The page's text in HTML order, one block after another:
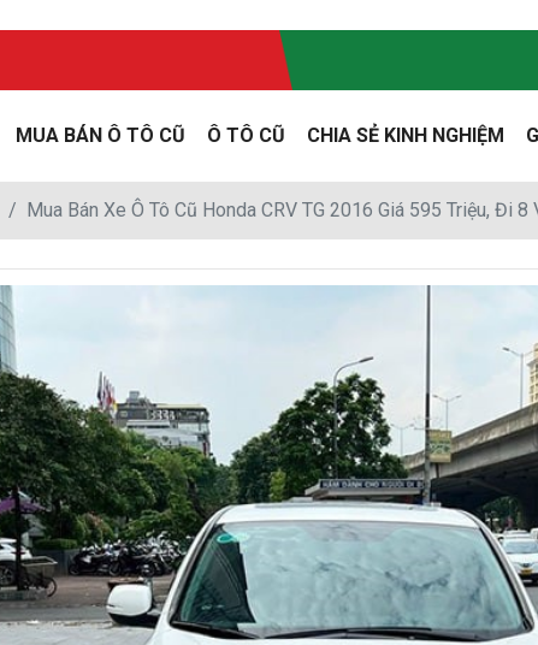
MUA BÁN Ô TÔ CŨ Ô TÔ CŨ CHIA SẺ KINH NGHIỆM
Mua Bán Xe Ô Tô Cũ Honda CRV TG 2016 Giá 595 Triệu, Đi 8